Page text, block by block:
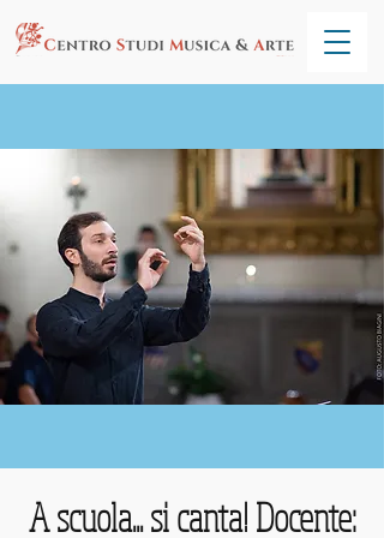
A scuola... si canta! Docente: